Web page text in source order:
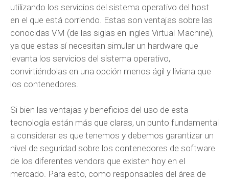
utilizando los servicios del sistema operativo del host
en el que está corriendo. Estas son ventajas sobre las
conocidas VM (de las siglas en ingles Virtual Machine),
ya que estas sí necesitan simular un hardware que
levanta los servicios del sistema operativo,
convirtiéndolas en una opción menos ágil y liviana que
los contenedores.
Si bien las ventajas y beneficios del uso de esta
tecnología están más que claras, un punto fundamental
a considerar es que tenemos y debemos garantizar un
nivel de seguridad sobre los contenedores de software
de los diferentes vendors que existen hoy en el
mercado. Para esto, como responsables del área de